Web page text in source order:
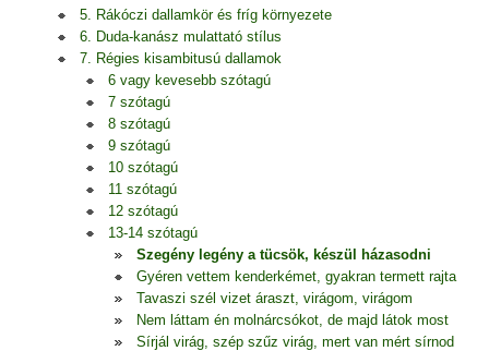
5. Rákóczi dallamkör és fríg környezete
6. Duda-kanász mulattató stílus
7. Régies kisambitusú dallamok
6 vagy kevesebb szótagú
7 szótagú
8 szótagú
9 szótagú
10 szótagú
11 szótagú
12 szótagú
13-14 szótagú
Szegény legény a tücsök, készül házasodni
Gyéren vettem kenderkémet, gyakran termett rajta
Tavaszi szél vizet áraszt, virágom, virágom
Nem láttam én molnárcsókot, de majd látok most
Sírjál virág, szép szűz virág, mert van mért sírnod